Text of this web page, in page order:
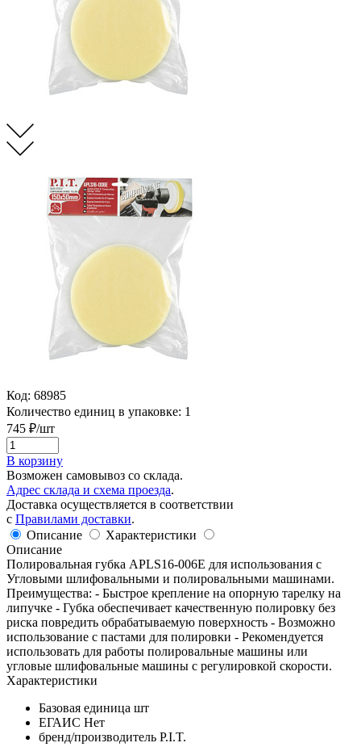
Код: 68985
Количество единиц в упаковке: 1
745 ₽/шт
В корзину
Возможен самовывоз со склада.
Адрес склада и схема проезда.
Доставка осуществляется в соответствии
с Правилами доставки.
Описание
Характеристики
Описание
Полировальная губка APLS16-006E для использования с
Угловыми шлифовальными и полировальными машинами.
Преимущества: - Быстрое крепление на опорную тарелку на
липучке - Губка обеспечивает качественную полировку без
риска повредить обрабатываемую поверхность - Возможно
использование с пастами для полировки - Рекомендуется
использовать для работы полировальные машины или
угловые шлифовальные машины с регулировкой скорости.
Характеристики
Базовая единица шт
ЕГАИС Нет
бренд/производитель P.I.T.